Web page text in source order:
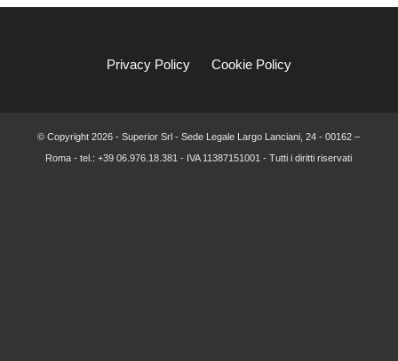
Privacy Policy Cookie Policy
© Copyright2026 - Superior Srl - Sede Legale Largo Lanciani, 24 - 00162 –
Roma - tel.: +39 06.976.18.381 - IVA 11387151001 - Tutti i diritti riservati